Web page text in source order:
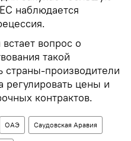
наблюдается
вопрос о
такой
страны-производители
регулировать цены и
контрактов.
ОАЭ Саудовская Аравия